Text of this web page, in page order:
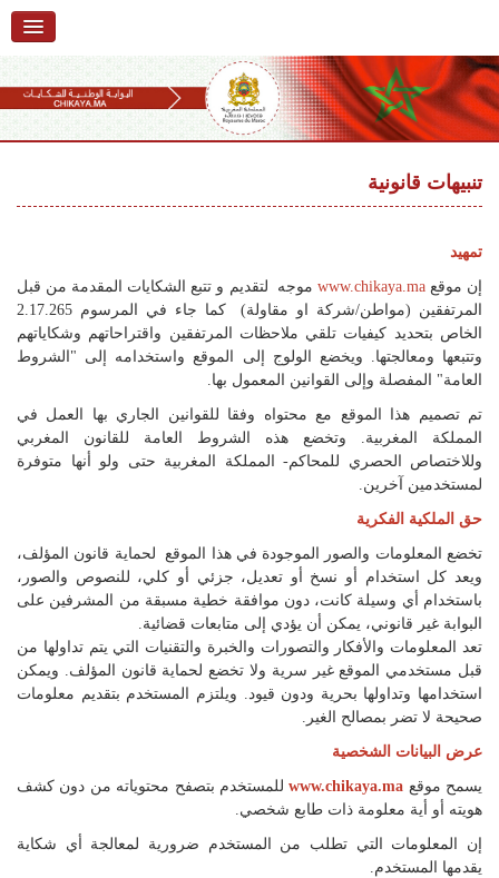
الرئيسية
حول البوابة
تقديم شكاية
تقديم ملاحظة
تقديم إقتراح
أسئلة وأجوبة
إحصائيات
أرقام الشكايات
Français
العربية
navigation
content
تنبيهات قانونية
تمهيد
إن موقعwww.chikaya.ma موجه لتقديم و تتبع الشكايات المقدمة من قبل
المرتفقين (مواطن/شركة او مقاولة) كما جاء في المرسوم 2.17.265
الخاص بتحديد كيفيات تلقي ملاحظات المرتفقين واقتراحاتهم وشكاياتهم
وتتبعها ومعالجتها. ويخضع الولوج إلى الموقع واستخدامه إلى "الشروط
العامة" المفصلة وإلى القوانين المعمول بها.
تم تصميم هذا الموقع مع محتواه وفقا للقوانين الجاري بها العمل في
المملكة المغربية. وتخضع هذه الشروط العامة للقانون المغربي
وللاختصاص الحصري للمحاكم- المملكة المغربية حتى ولو أنها متوفرة
لمستخدمين آخرين.
حق الملكية الفكرية
تخضع المعلومات والصور الموجودة في هذا الموقع لحماية قانون المؤلف،
ويعد كل استخدام أو نسخ أو تعديل، جزئي أو كلي، للنصوص والصور،
باستخدام أي وسيلة كانت، دون موافقة خطية مسبقة من المشرفين على
البوابة غير قانوني، يمكن أن يؤدي إلى متابعات قضائية.
تعد المعلومات والأفكار والتصورات والخبرة والتقنيات التي يتم تداولها من
قبل مستخدمي الموقع غير سرية ولا تخضع لحماية قانون المؤلف. ويمكن
استخدامها وتداولها بحرية ودون قيود. ويلتزم المستخدم بتقديم معلومات
صحيحة لا تضر بمصالح الغير.
عرض البيانات الشخصية
يسمح موقع www.chikaya.maللمستخدم بتصفح محتوياته من دون كشف
هويته أو أية معلومة ذات طابع شخصي.
إن المعلومات التي تطلب من المستخدم ضرورية لمعالجة أي شكاية
يقدمها المستخدم.